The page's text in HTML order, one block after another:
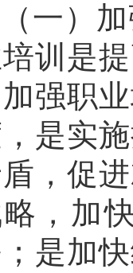
一）加
训是
强职
是实
，促
，加
是加